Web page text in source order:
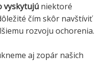
vyskytujú niektoré
čím skôr navštíviť
rozvoju ochorenia.
aj zopár našich